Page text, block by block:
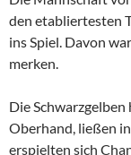
den etabliertesten
ins Spiel. Davon
merken.
Die
Oberhand, ließen
erspielten sich